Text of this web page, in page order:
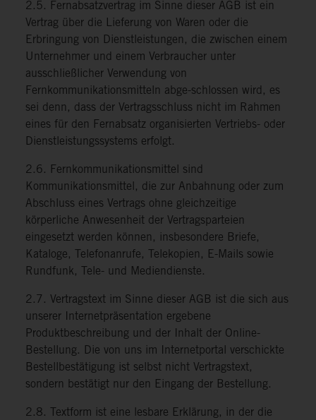
2.5. Fernabsatzvertrag im Sinne dieser AGB ist ein
Vertrag über die Lieferung von Waren oder die
Erbringung von Dienstleistungen, die zwischen einem
Unternehmer und einem Verbraucher unter
ausschließlicher Verwendung von
Fernkommunikationsmitteln abge-schlossen wird, es
sei denn, dass der Vertragsschluss nicht im Rahmen
eines für den Fernabsatz organisierten Vertriebs- oder
Dienstleistungssystems erfolgt.
2.6. Fernkommunikationsmittel sind
Kommunikationsmittel, die zur Anbahnung oder zum
Abschluss eines Vertrags ohne gleichzeitige
körperliche Anwesenheit der Vertragsparteien
eingesetzt werden können, insbesondere Briefe,
Kataloge, Telefonanrufe, Telekopien, E-Mails sowie
Rundfunk, Tele- und Mediendienste.
2.7. Vertragstext im Sinne dieser AGB ist die sich aus
unserer Internetpräsentation ergebene
Produktbeschreibung und der Inhalt der Online-
Bestellung. Die von uns im Internetportal verschickte
Bestellbestätigung ist selbst nicht Vertragstext,
sondern bestätigt nur den Eingang der Bestellung.
2.8. Textform ist eine lesbare Erklärung, in der die